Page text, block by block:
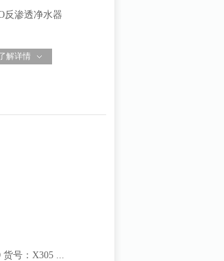
反渗透净水器
解详情
货号：X305 ...